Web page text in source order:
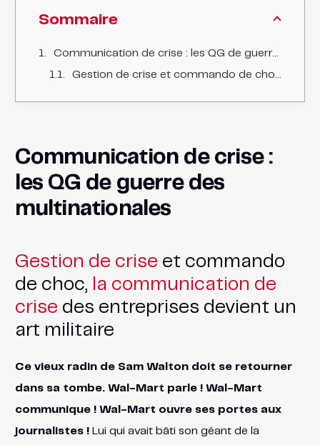
Sommaire
Communication de crise : les QG de guerre des multinationales
Gestion de crise et commando de choc, la communication de crise des entreprises devient un art militaire
Communication de crise :
les QG de guerre des
multinationales
Gestion de crise et commando
de choc, la communication de
crise des entreprises devient un
art militaire
Ce vieux radin de Sam Walton doit se retourner
dans sa tombe. Wal-Mart parle ! Wal-Mart
communique ! Wal-Mart ouvre ses portes aux
journalistes !
Lui qui avait bâti son géant de la